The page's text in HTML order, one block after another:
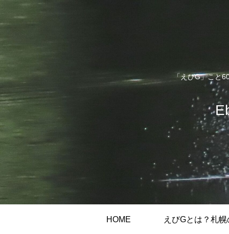
「えびG」こと
HOME